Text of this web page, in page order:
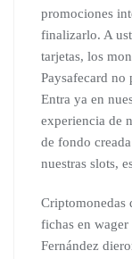
promociones
finalizarlo. A
tarjetas, los
Paysafecard no
Entra ya en
experiencia de
de fondo
nuestras slots,
Criptomonedas
fichas en
Fernández